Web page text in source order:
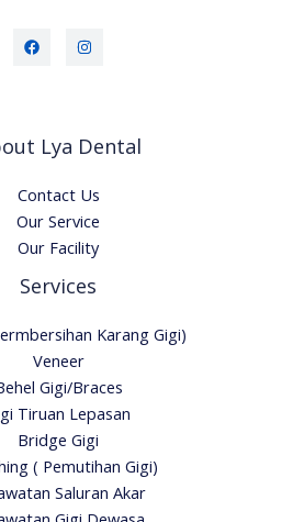
Lya Dental
Contact Us
Our Service
Our Facility
Services
Karang Gigi)
Veneer
Gigi/Braces
Tiruan Lepasan
Bridge Gigi
( Pemutihan Gigi)
Saluran Akar